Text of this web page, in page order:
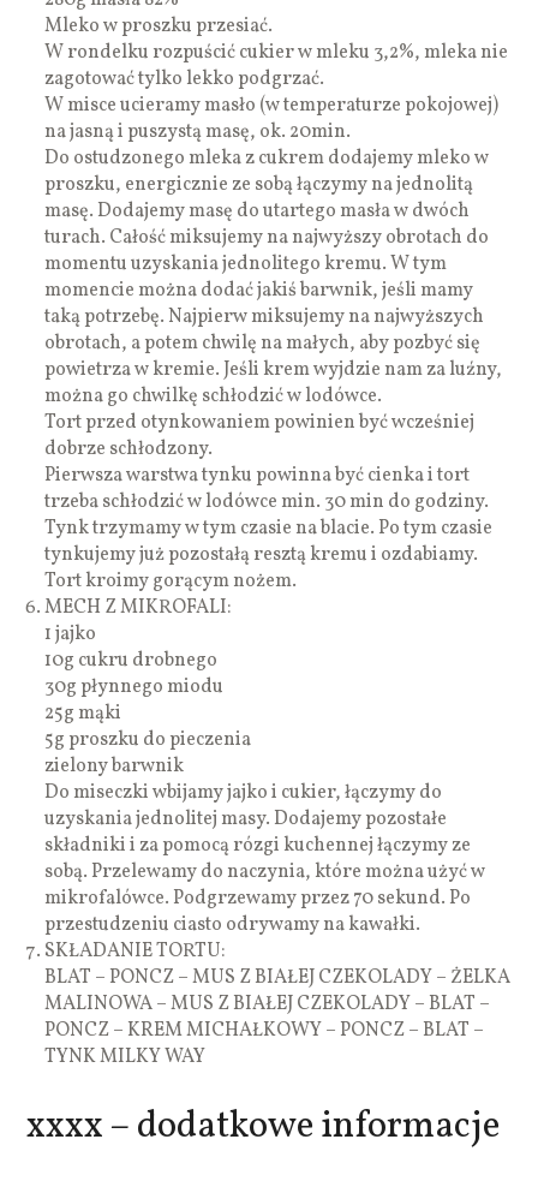
Mleko w proszku przesiać.
W rondelku rozpuścić cukier w mleku 3,2%, mleka nie
zagotować tylko lekko podgrzać.
W misce ucieramy masło (w temperaturze pokojowej)
na jasną i puszystą masę, ok. 20min.
Do ostudzonego mleka z cukrem dodajemy mleko w
proszku, energicznie ze sobą łączymy na jednolitą
masę. Dodajemy masę do utartego masła w dwóch
turach. Całość miksujemy na najwyższy obrotach do
momentu uzyskania jednolitego kremu. W tym
momencie można dodać jakiś barwnik, jeśli mamy
taką potrzebę. Najpierw miksujemy na najwyższych
obrotach, a potem chwilę na małych, aby pozbyć się
powietrza w kremie. Jeśli krem wyjdzie nam za luźny,
można go chwilkę schłodzić w lodówce.
Tort przed otynkowaniem powinien być wcześniej
dobrze schłodzony.
Pierwsza warstwa tynku powinna być cienka i tort
trzeba schłodzić w lodówce min. 30 min do godziny.
Tynk trzymamy w tym czasie na blacie. Po tym czasie
tynkujemy już pozostałą resztą kremu i ozdabiamy.
Tort kroimy gorącym nożem.
MECH Z MIKROFALI:
1 jajko
10g cukru drobnego
30g płynnego miodu
25g mąki
5g proszku do pieczenia
zielony barwnik
Do miseczki wbijamy jajko i cukier, łączymy do
uzyskania jednolitej masy. Dodajemy pozostałe
składniki i za pomocą rózgi kuchennej łączymy ze
sobą. Przelewamy do naczynia, które można użyć w
mikrofalówce. Podgrzewamy przez 70 sekund. Po
przestudzeniu ciasto odrywamy na kawałki.
SKŁADANIE TORTU:
BLAT – PONCZ – MUS Z BIAŁEJ CZEKOLADY – ŻELKA
MALINOWA – MUS Z BIAŁEJ CZEKOLADY – BLAT –
PONCZ – KREM MICHAŁKOWY – PONCZ – BLAT –
TYNK MILKY WAY
xxxx – dodatkowe informacje